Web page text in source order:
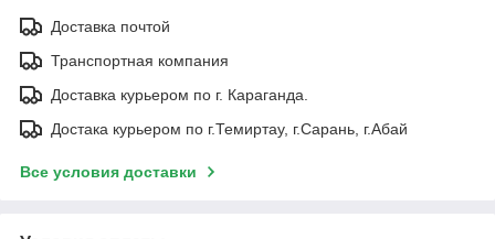
Доставка почтой
Транспортная компания
Доставка курьером по г. Караганда.
Достака курьером по г.Темиртау, г.Сарань, г.Абай
Все условия доставки